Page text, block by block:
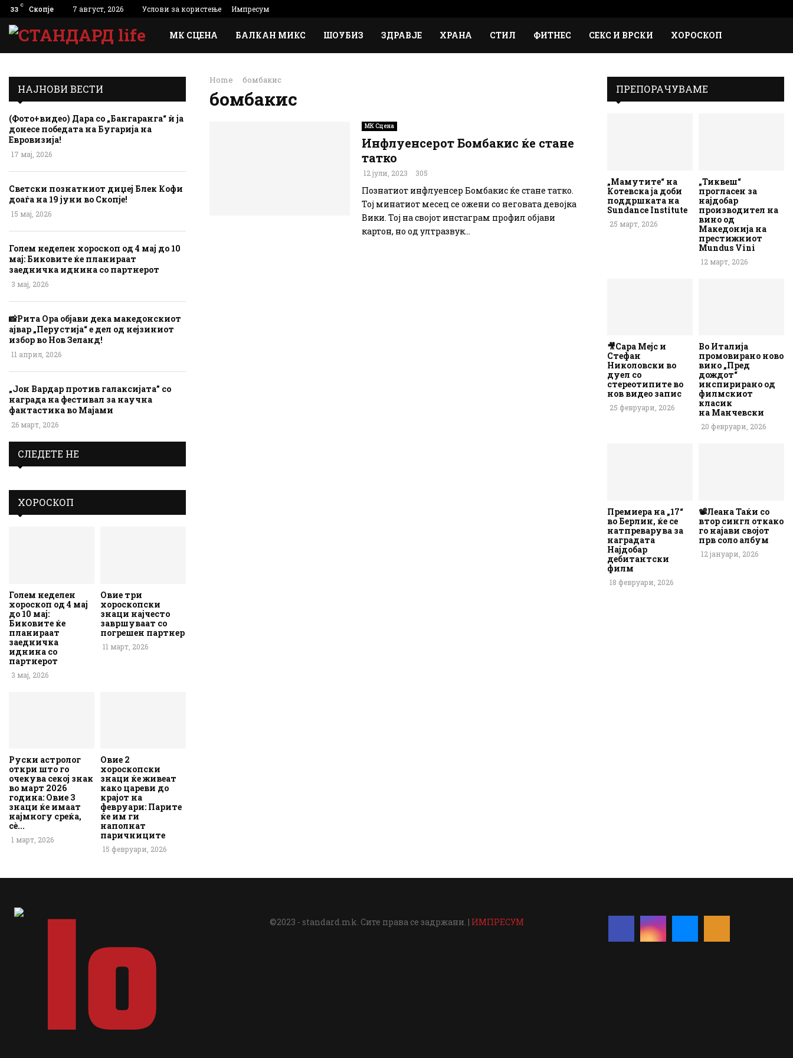
33 C Скопје 7 август, 2026 Услови за користење Импресум
МК СЦЕНА БАЛКАН МИКС ШОУБИЗ ЗДРАВЈЕ ХРАНА СТИЛ ФИТНЕС СЕКС И ВРСКИ ХОРОСКОП
Home бомбакис
бомбакис
МК Сцена
Инфлуенсерот Бомбакис ќе стане
татко
12 јули, 2023 305
Познатиот инфлуенсер Бомбакис ќе стане татко.
Тој минатиот месец се ожени со неговата девојка
Вики. Тој на својот инстаграм профил објави
картон, но од ултразвук...
НАЈНОВИ ВЕСТИ
(Фото+видео) Дара со „Бангаранга“ ѝ ја
донесе победата на Бугарија на
Евровизија!
17 мај, 2026
Светски познатниот диџеј Блек Кофи
доаѓа на 19 јуни во Скопје!
15 мај, 2026
Голем неделен хороскоп од 4 мај до 10
мај: Биковите ќе планираат
заедничка иднина со партнерот
3 мај, 2026
📸Рита Ора објави дека македонскиот
ајвар „Перустија“ е дел од нејзиниот
избор во Нов Зеланд!
11 април, 2026
„Јон Вардар против галаксијата” со
награда на фестивал за научна
фантастика во Мајами
26 март, 2026
СЛЕДЕТЕ НЕ
ХОРОСКОП
Голем неделен
хороскоп од 4 мај
до 10 мај:
Биковите ќе
планираат
заедничка
иднина со
партнерот
3 мај, 2026
Овие три
хороскопски
знаци најчесто
завршуваат со
погрешен партнер
11 март, 2026
Руски астролог
откри што го
очекува секој знак
во март 2026
година: Овие 3
знаци ќе имаат
најмногу среќа,
сè...
1 март, 2026
Овие 2
хороскопски
знаци ќе живеат
како цареви до
крајот на
февруари: Парите
ќе им ги
наполнат
паричниците
15 февруари, 2026
ПРЕПОРАЧУВАМЕ
„Мамутите“ на
Котевска ја доби
поддршката на
Sundance Institute
25 март, 2026
„Тиквеш“
прогласен за
најдобар
производител на
вино од
Македонија на
престижниот
Mundus Vini
12 март, 2026
🎥Сара Мејс и
Стефан
Николовски во
дуел со
стереотипите во
нов видео запис
25 февруари, 2026
Во Италија
промовирано ново
вино „Пред
дождот“
инспирирано од
филмскиот
класик
на Манчевски
20 февруари, 2026
Премиера на „17“
во Берлин, ќе се
натпреварува за
наградата
Најдобар
дебитантски
филм
18 февруари, 2026
📽️Леана Таќи со
втор сингл откако
го најави својот
прв соло албум
12 јануари, 2026
©2023 - standard.mk. Сите права се задржани. | ИМПРЕСУМ